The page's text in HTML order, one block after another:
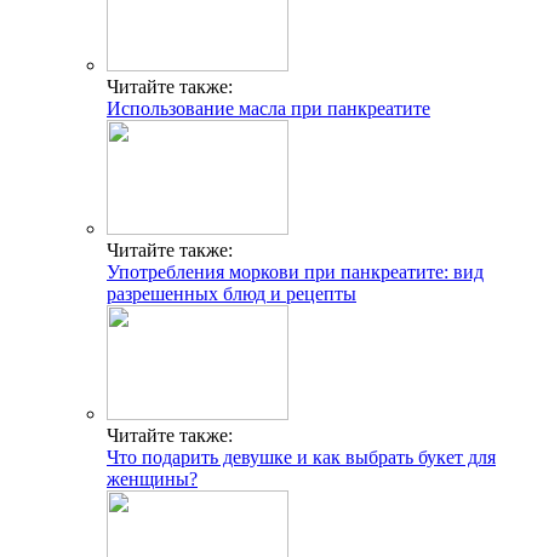
Читайте также:
Использование масла при панкреатите
Читайте также:
Употребления моркови при панкреатите: вид
разрешенных блюд и рецепты
Читайте также:
Что подарить девушке и как выбрать букет для
женщины?